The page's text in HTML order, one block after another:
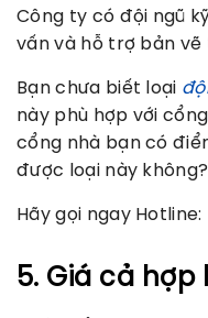
Công ty có đội ngũ
vấn và hỗ trợ bản vẽ
Bạn chưa biết loại
này phù hợp với
cổng nhà bạn có
được loại này không?
Hãy gọi ngay
5. Giá cả hợp